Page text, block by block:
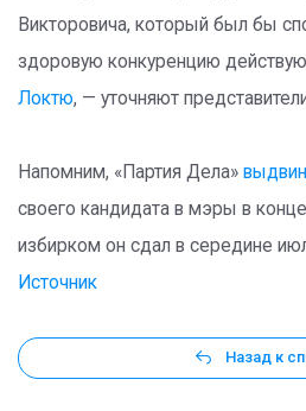
Викторовича, который был бы
здоровую конкуренцию
Локтю, — уточняют
Напомним, «Партия Дела»
своего кандидата в мэры в
избирком он сдал в середине
Источник
Назад к